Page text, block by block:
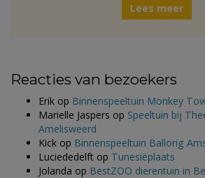
Lees meer
Reacties van bezoekers
Erik op Binnenspeeltuin Monkey
Marielle Jaspers op Speeltuin bij
Amelisweerd
Kick op Binnenspeeltuin Ballorig
Luciededelft op Tunesiëplaats
Jolanda op BestZOO dierentuin in